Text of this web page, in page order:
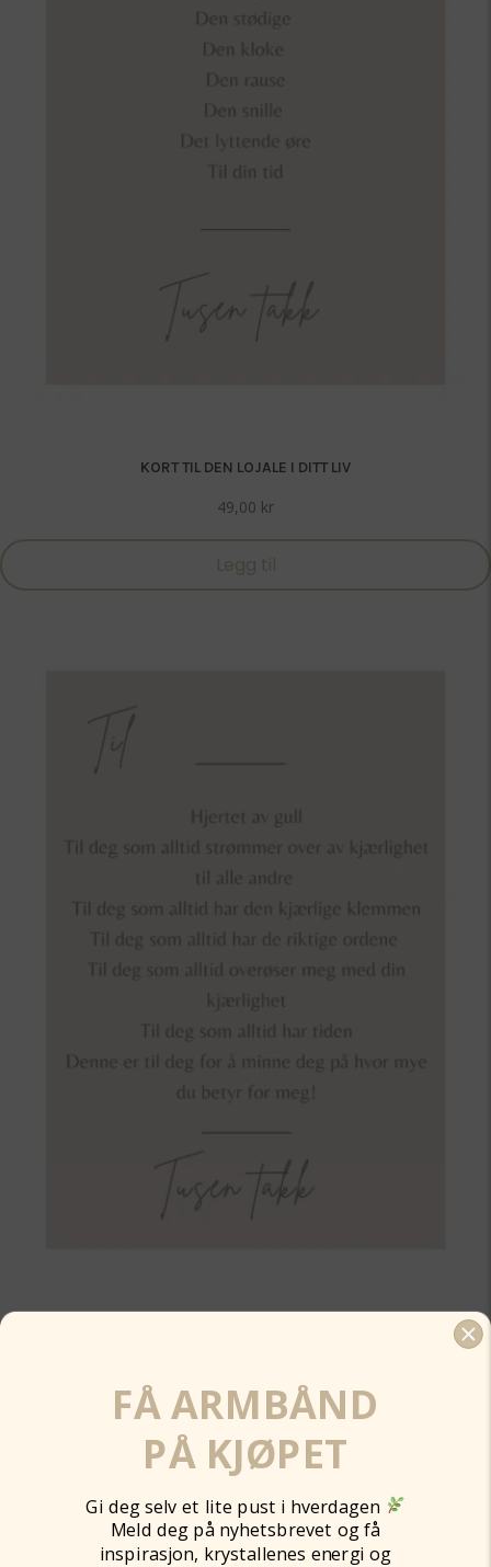
KORT TIL DEN LOJALE I DITT LIV
49,00 kr
Legg til
FÅ ARMBÅND
PÅ KJØPET
Gi deg selv et lite pust i hverdagen
Meld deg på nyhetsbrevet og få
inspirasjon, krystallenes energi og